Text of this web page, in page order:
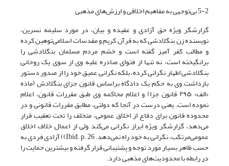
5-2 بی‌توجهی به مفاهیم اخلاقی و ارزش‌های مذهبی
گزارشگر ویژه حق آزادی و عقیده و بیان، در مورد سلیمه نسرین،
نویسنده زن بنگلادشی که به قرآن کریم و مقدسات اسلامی‌توهین کرده
و مطالب کفر آمیز گفته است و خشم مردم مسلمان بنگلادشی را
برانگیخته است، نه تنها از فتوای صادره علیه وی از سوی یک روحانی
بنگلادشی اظهار نگرانی کرده، بلکه نگرانی عمیق خود را از صدور دستور
بازداشت وی به حکم یک دادگاه براساس قانون جزای بنگلادش (ماده
«الف» ۲۹۵ قانون جزا) و اعلام محاکمه وی طبق مقررات قانون، اعلام
نموده است. یعنی درست در آنجا که دولتی، مطابق مقررات قانونی و در
محدوده قانون برای دفاع از اخلاق عمومی، متخلف را تحت تعقیب قرار
می‌دهد، گزارشگر ویژه ابراز نگرانی می‌کند ولی از اعمال خلاف اخلاق
عمومی‌مرتکب، نگرانی به خود راه نمی‌دهد. Ibid. p. 26)) آزادی فردی به
حسب ظاهر بسیار مورد توجه و پشتیبانی قرار گرفته و بیشترین حمایت را
در رابطه با محدودیت‌های مذهبی دارد.